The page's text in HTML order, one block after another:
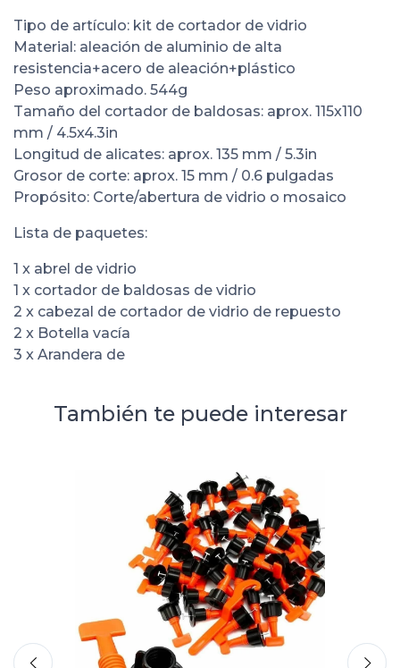
Tipo de artículo: kit de cortador de vidrio
Material: aleación de aluminio de alta
resistencia+acero de aleación+plástico
Peso aproximado. 544g
Tamaño del cortador de baldosas: aprox. 115x110
mm / 4.5x4.3in
Longitud de alicates: aprox. 135 mm / 5.3in
Grosor de corte: aprox. 15 mm / 0.6 pulgadas
Propósito: Corte/abertura de vidrio o mosaico
Lista de paquetes:
1 x abrel de vidrio
1 x cortador de baldosas de vidrio
2 x cabezal de cortador de vidrio de repuesto
2 x Botella vacía
3 x Arandera de
También te puede interesar